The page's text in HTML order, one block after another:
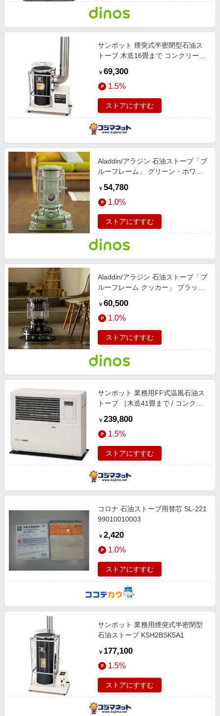
サンポット 煙突式半密閉型石油ス
トーブ 木造16畳まで コンクリート
￥ 69,300
1.5%
ストアにすすむ
Aladdin/アラジン 石油ストーブ「ブ
ルーフレーム」 グリーン・ホワイ
￥ 54,780
1.0%
ストアにすすむ
Aladdin/アラジン 石油ストーブ「ブ
ルーフレーム クッカー」 ブラック
￥ 60,500
1.0%
ストアにすすむ
サンポット 業務用FF式温風石油ス
トーブ ［木造41畳まで / コンクリ
品) FF15000GBFE
￥ 239,800
1.5%
ストアにすすむ
コロナ 石油ストーブ用替芯 SL-221
99010010003
￥ 2,420
1.0%
ストアにすすむ
サンポット 業務用煙突式半密閉型
石油ストーブ KSH2BSK5A1
￥ 177,100
1.5%
ストアにすすむ